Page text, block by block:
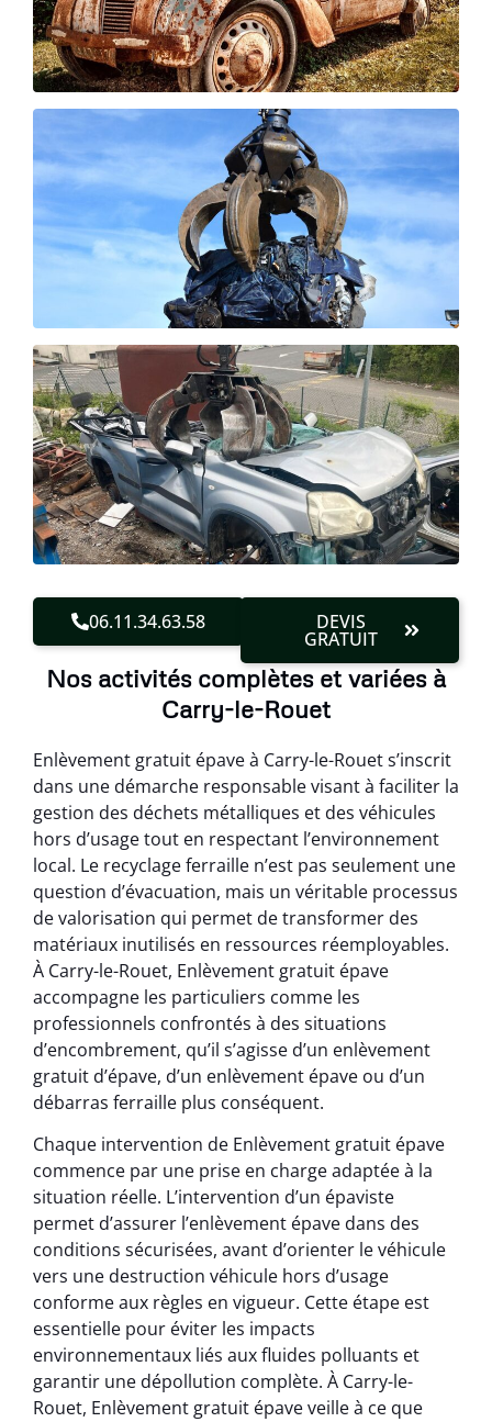
06.11.34.63.58 DEVIS
GRATUIT
Nos activités complètes et variées à
Carry-le-Rouet
Enlèvement gratuit épave à Carry-le-Rouet s’inscrit
dans une démarche responsable visant à faciliter la
gestion des déchets métalliques et des véhicules
hors d’usage tout en respectant l’environnement
local. Le recyclage ferraille n’est pas seulement une
question d’évacuation, mais un véritable processus
de valorisation qui permet de transformer des
matériaux inutilisés en ressources réemployables.
À Carry-le-Rouet, Enlèvement gratuit épave
accompagne les particuliers comme les
professionnels confrontés à des situations
d’encombrement, qu’il s’agisse d’un enlèvement
gratuit d’épave, d’un enlèvement épave ou d’un
débarras ferraille plus conséquent.
Chaque intervention de Enlèvement gratuit épave
commence par une prise en charge adaptée à la
situation réelle. L’intervention d’un épaviste
permet d’assurer l’enlèvement épave dans des
conditions sécurisées, avant d’orienter le véhicule
vers une destruction véhicule hors d’usage
conforme aux règles en vigueur. Cette étape est
essentielle pour éviter les impacts
environnementaux liés aux fluides polluants et
garantir une dépollution complète. À Carry-le-
Rouet, Enlèvement gratuit épave veille à ce que